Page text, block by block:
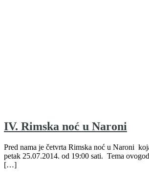
IV. Rimska noć u Naroni
Pred nama je četvrta Rimska noć u Naroni
petak 25.07.2014. od 19:00 sati. Tema
[…]